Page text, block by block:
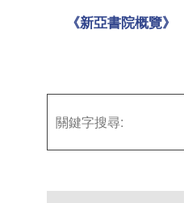
《新亞書院概覽》